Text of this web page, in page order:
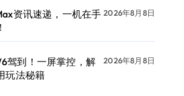
资讯速递，一机在手 2026年8月8日
驾到！一屏掌控，解
玩法秘籍
2026年8月8日